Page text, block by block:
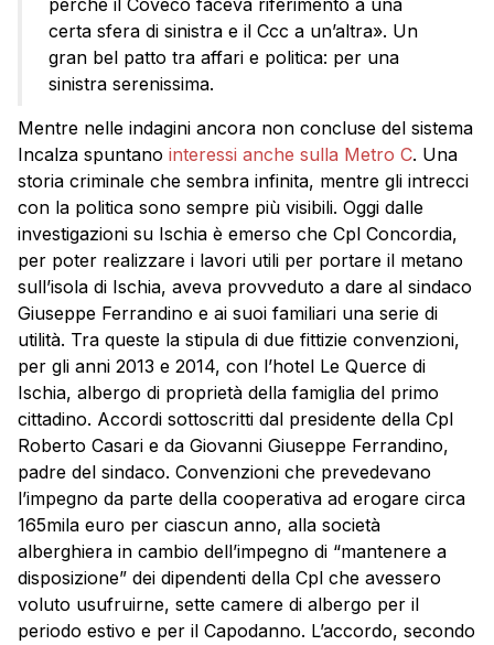
perchè il Coveco faceva riferimento a una
certa sfera di sinistra e il Ccc a un’altra». Un
gran bel patto tra affari e politica: per una
sinistra serenissima.
Mentre nelle indagini ancora non concluse del sistema
Incalza spuntano interessi anche sulla Metro C. Una
storia criminale che sembra infinita, mentre gli intrecci
con la politica sono sempre più visibili. Oggi dalle
investigazioni su Ischia è emerso che Cpl Concordia,
per poter realizzare i lavori utili per portare il metano
sull’isola di Ischia, aveva provveduto a dare al sindaco
Giuseppe Ferrandino e ai suoi familiari una serie di
utilità. Tra queste la stipula di due fittizie convenzioni,
per gli anni 2013 e 2014, con l’hotel Le Querce di
Ischia, albergo di proprietà della famiglia del primo
cittadino. Accordi sottoscritti dal presidente della Cpl
Roberto Casari e da Giovanni Giuseppe Ferrandino,
padre del sindaco. Convenzioni che prevedevano
l’impegno da parte della cooperativa ad erogare circa
165mila euro per ciascun anno, alla società
alberghiera in cambio dell’impegno di “mantenere a
disposizione” dei dipendenti della Cpl che avessero
voluto usufruirne, sette camere di albergo per il
periodo estivo e per il Capodanno. L’accordo, secondo